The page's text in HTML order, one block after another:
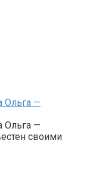
Ольга —
Ольга —
своими